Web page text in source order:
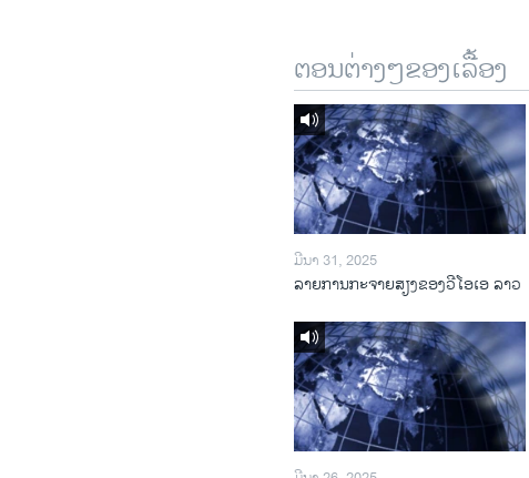
ຕອນຕ່າງໆຂອງເລື້ອງ
ມີນາ 31, 2025
ລາຍການກະຈາຍສຽງຂອງວີໂອເອ ລາວ